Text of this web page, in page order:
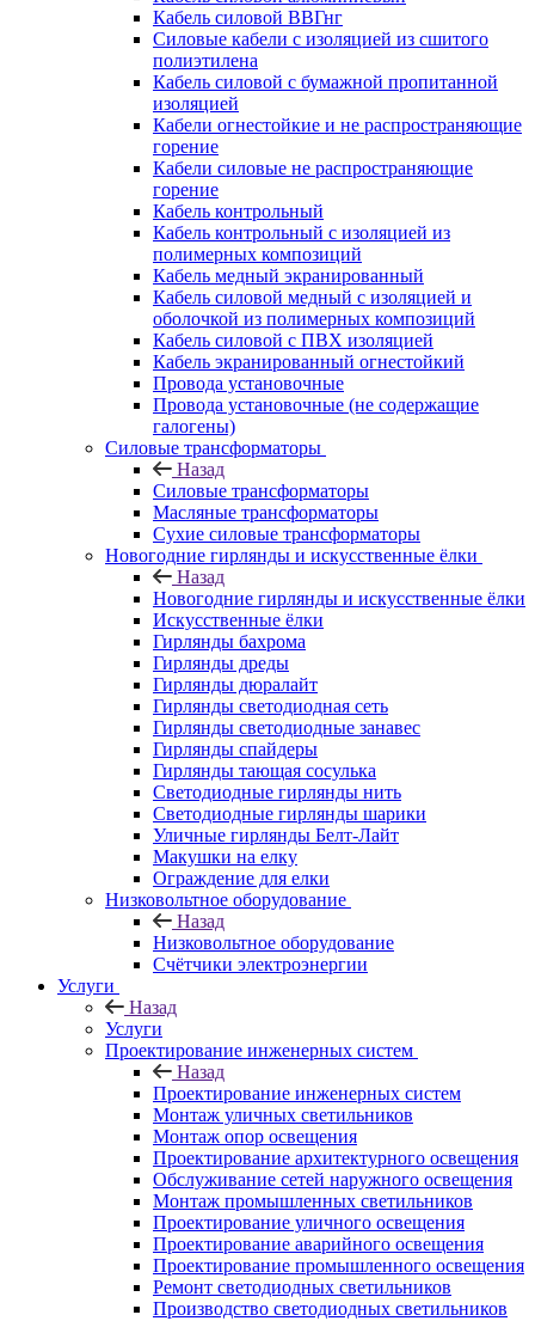
Кабель силовой ВВГнг
Силовые кабели с изоляцией из сшитого
полиэтилена
Кабель силовой с бумажной пропитанной
изоляцией
Кабели огнестойкие и не распространяющие
горение
Кабели силовые не распространяющие
горение
Кабель контрольный
Кабель контрольный с изоляцией из
полимерных композиций
Кабель медный экранированный
Кабель силовой медный с изоляцией и
оболочкой из полимерных композиций
Кабель силовой с ПВХ изоляцией
Кабель экранированный огнестойкий
Провода установочные
Провода установочные (не содержащие
галогены)
Силовые трансформаторы
Назад
Силовые трансформаторы
Масляные трансформаторы
Сухие силовые трансформаторы
Новогодние гирлянды и искусственные ёлки
Назад
Новогодние гирлянды и искусственные ёлки
Искусственные ёлки
Гирлянды бахрома
Гирлянды дреды
Гирлянды дюралайт
Гирлянды светодиодная сеть
Гирлянды светодиодные занавес
Гирлянды спайдеры
Гирлянды тающая сосулька
Светодиодные гирлянды нить
Светодиодные гирлянды шарики
Уличные гирлянды Белт-Лайт
Макушки на елку
Ограждение для елки
Низковольтное оборудование
Назад
Низковольтное оборудование
Счётчики электроэнергии
Услуги
Назад
Услуги
Проектирование инженерных систем
Назад
Проектирование инженерных систем
Монтаж уличных светильников
Монтаж опор освещения
Проектирование архитектурного освещения
Обслуживание сетей наружного освещения
Монтаж промышленных светильников
Проектирование уличного освещения
Проектирование аварийного освещения
Проектирование промышленного освещения
Ремонт светодиодных светильников
Производство светодиодных светильников